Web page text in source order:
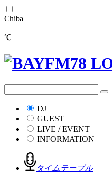
Chiba
℃
DJ
GUEST
LIVE / EVENT
INFORMATION
タイムテーブル